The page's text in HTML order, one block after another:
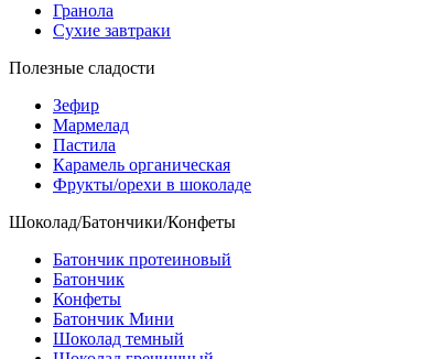
Гранола
Сухие завтраки
Полезные сладости
Зефир
Мармелад
Пастила
Карамель органическая
Фрукты/орехи в шоколаде
Шоколад/Батончики/Конфеты
Батончик протеиновый
Батончик
Конфеты
Батончик Мини
Шоколад темный